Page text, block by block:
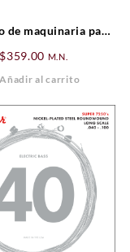
de maquinaria para
$359.00 M.N.
Añadir al carrito